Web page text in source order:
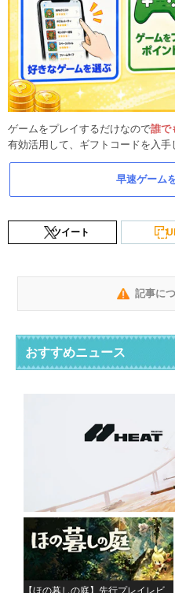
ゲームをプレイするだけなので誰で
有効活用して、ギフトコードを入手
早速ゲーム
ツイート
記事に
おすすめニュース